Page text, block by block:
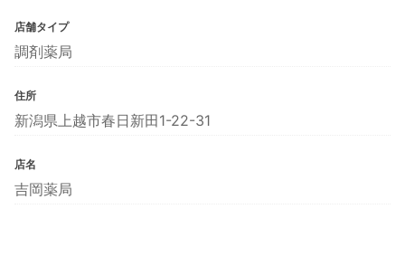
店舗タイプ
調剤薬局
住所
新潟県上越市春日新田1-22-31
店名
吉岡薬局